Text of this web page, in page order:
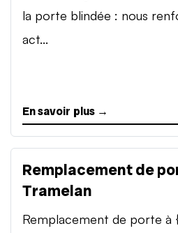
la porte blindée : nous
act...
En savoir plus →
Remplacement de
Tramelan
Remplacement de porte à